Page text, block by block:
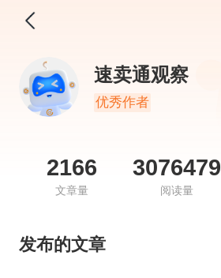
速卖通观察
优秀作者
2166
文章量
3076479
阅读量
发布的文章